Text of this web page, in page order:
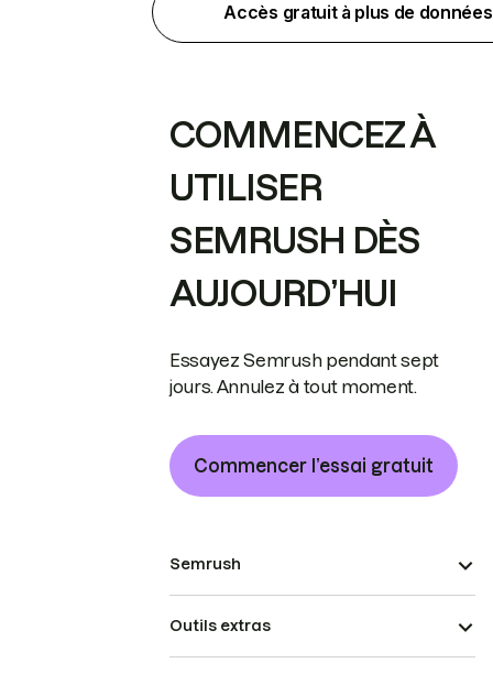
Accès gratuit à plus de données
COMMENCEZ À
UTILISER
SEMRUSH DÈS
AUJOURD’HUI
Essayez Semrush pendant sept
jours. Annulez à tout moment.
Commencer l’essai gratuit
Semrush
Outils extras